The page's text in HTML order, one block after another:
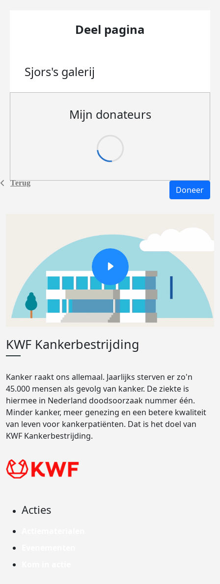
Terug
Deel pagina
Sjors's galerij
Mijn donateurs
Doneer
KWF Kankerbestrijding
Kanker raakt ons allemaal. Jaarlijks sterven er zo'n
45.000 mensen als gevolg van kanker. De ziekte is
hiermee in Nederland doodsoorzaak nummer één.
Minder kanker, meer genezing en een betere kwaliteit
van leven voor kankerpatiënten. Dat is het doel van
KWF Kankerbestrijding.
Acties